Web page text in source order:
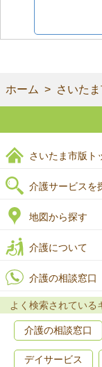
ホーム さいた
さいたま市版ト
介護サービスを
地図から探す
介護について
介護の相談窓口
よく検索されている
介護の相談窓口
デイサービス